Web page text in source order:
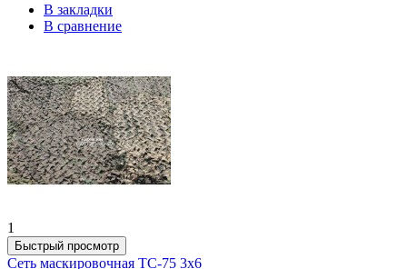
В закладки
В сравнение
1
Быстрый просмотр
Сеть маскировочная ТС-75 3х6